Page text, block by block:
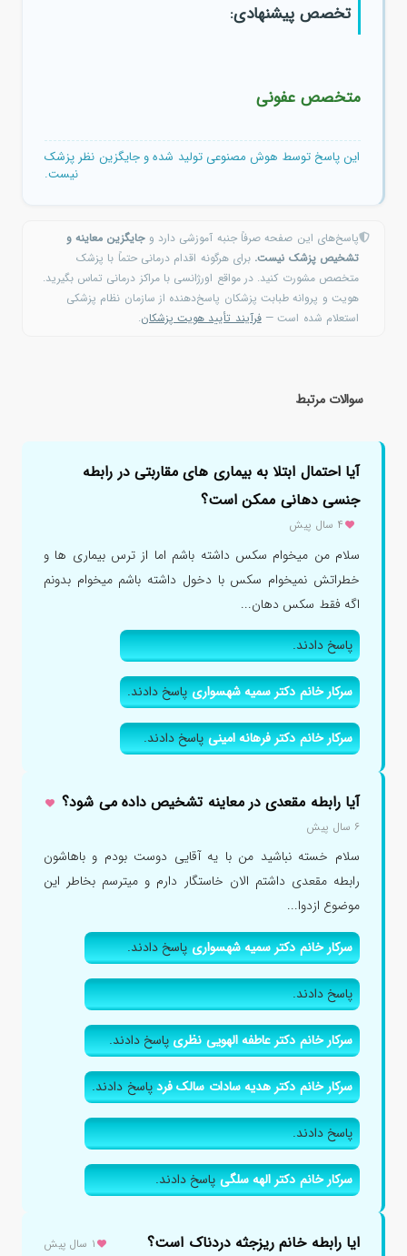
تخصص پیشنهادی:
متخصص عفونی
این پاسخ توسط هوش مصنوعی تولید شده و جایگزین نظر پزشک
نیست.
پاسخ‌های این صفحه صرفاً جنبه آموزشی دارد وجایگزین معاینه و
تشخیص پزشک نیست. برای هرگونه اقدام درمانی حتماً با پزشک
متخصص مشورت کنید. در مواقع اورژانسی با مراکز درمانی تماس بگیرید.
هویت و پروانه طبابت پزشکان پاسخ‌دهنده از سازمان نظام پزشکی
استعلام شده است —فرآیند تأیید هویت پزشکان.
سوالات مرتبط
آیا احتمال ابتلا به بیماری های مقاربتی در رابطه
جنسی دهانی ممکن است؟
۴ سال پیش
سلام من میخوام سکس داشته باشم اما از ترس بیماری ها و
خطراتش نمیخوام سکس با دخول داشته باشم میخوام بدونم
اگه فقط سکس دهان...
پاسخ دادند.
سرکار خانم دکتر سمیه شهسواریپاسخ دادند.
سرکار خانم دکتر فرهانه امینیپاسخ دادند.
آیا رابطه مقعدی در معاینه تشخیص داده می شود؟
۶ سال پیش
سلام خسته نباشید من با یه آقایی دوست بودم و باهاشون
رابطه مقعدی داشتم الان خاستگار دارم و میترسم بخاطر این
موضوع ازدوا...
سرکار خانم دکتر سمیه شهسواریپاسخ دادند.
پاسخ دادند.
سرکار خانم دکتر عاطفه الهویی نظریپاسخ دادند.
سرکار خانم دکتر هدیه سادات سالک فردپاسخ دادند.
پاسخ دادند.
سرکار خانم دکتر الهه سلگیپاسخ دادند.
ایا رابطه خانم ریزجثه دردناک است؟ ۱ سال پیش